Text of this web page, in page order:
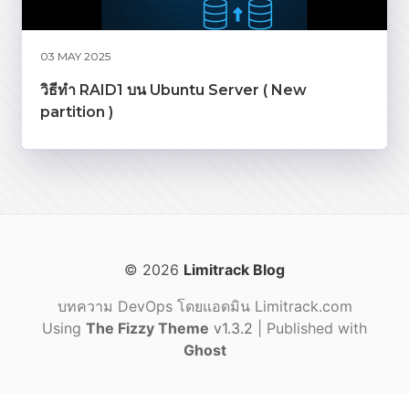
03 MAY 2025
วิธีทำ RAID1 บน Ubuntu Server ( New
partition )
© 2026 Limitrack Blog
บทความ DevOps โดยแอดมิน Limitrack.com
Using The Fizzy Theme v1.3.2
| Published with
Ghost